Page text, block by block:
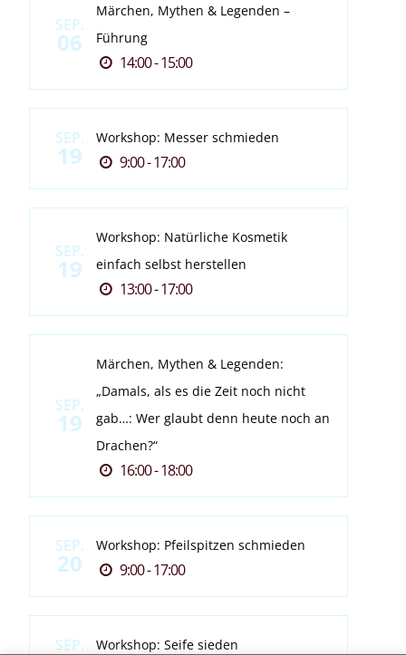
SEP.
06
Märchen, Mythen & Legenden –
Führung
14:00 - 15:00
SEP.
19
Workshop: Messer schmieden
9:00 - 17:00
SEP.
19
Workshop: Natürliche Kosmetik
einfach selbst herstellen
13:00 - 17:00
SEP.
19
Märchen, Mythen & Legenden:
„Damals, als es die Zeit noch nicht
gab…: Wer glaubt denn heute noch an
Drachen?“
16:00 - 18:00
SEP.
20
Workshop: Pfeilspitzen schmieden
9:00 - 17:00
SEP. Workshop: Seife sieden